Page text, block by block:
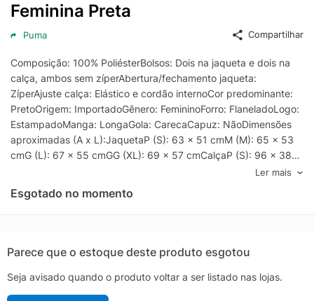
Feminina Preta
Puma Compartilhar
Composição: 100% PoliésterBolsos: Dois na jaqueta e dois na
calça, ambos sem zíperAbertura/fechamento jaqueta:
ZíperAjuste calça: Elástico e cordão internoCor predominante:
PretoOrigem: ImportadoGênero: FemininoForro: FlaneladoLogo:
EstampadoManga: LongaGola: CarecaCapuz: NãoDimensões
aproximadas (A x L):JaquetaP (S): 63 x 51 cmM (M): 65 x 53
cmG (L): 67 x 55 cmGG (XL): 69 x 57 cmCalçaP (S): 96 x 38
cmM (M): 98 x 40 cmG (L): 100 x 42 cmGG (XL): 102 x 44 cm
Ler mais
Esgotado no momento
Parece que o estoque deste produto esgotou
Seja avisado quando o produto voltar a ser listado nas lojas.